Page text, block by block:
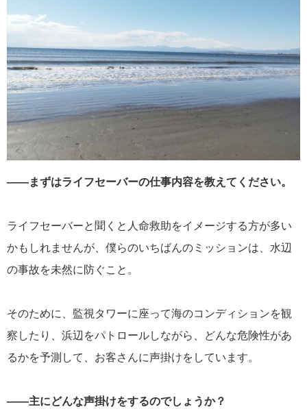
――まずはライフセーバーの仕事内容を教えてください。
ライフセーバーと聞くと人命救助をイメージする方が多い
かもしれませんが、僕らのいちばんのミッションは、水辺
の事故を未然に防ぐこと。
そのために、監視タワーに座って海のコンディションを観
察したり、浜辺をパトロールしながら、どんな危険性があ
るかを予測して、お客さんに声掛けをしています。
――主にどんな声掛けをするのでしょうか？